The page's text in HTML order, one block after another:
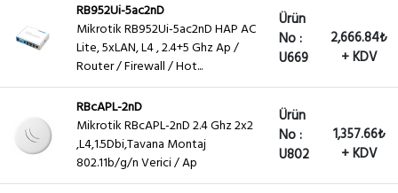
RB952Ui-5ac2nD
Mikrotik RB952Ui-5ac2nD HAP AC
Lite, 5xLAN, L4 , 2.4+5 Ghz Ap /
Router / Firewall / Hot...
Ürün
No :
U669
2,666.84₺
+ KDV
RBcAPL-2nD
Mikrotik RBcAPL-2nD 2.4 Ghz 2x2
,L4,1.5Dbi,Tavana Montaj
802.11b/g/n Verici / Ap
Ürün
No :
U802
1,357.66₺
+ KDV